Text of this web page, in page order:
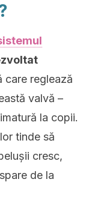
care reglează
valvă –
la copii.
tinde să
cresc,
de la